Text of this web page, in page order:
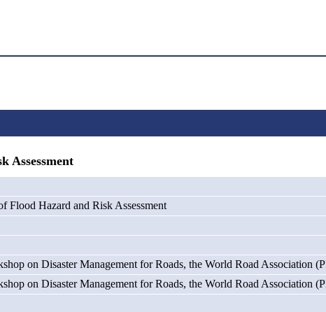
Assessment
Flood Hazard and Risk Assessment
on Disaster Management for Roads, the World Road Association
on Disaster Management for Roads, the World Road Association